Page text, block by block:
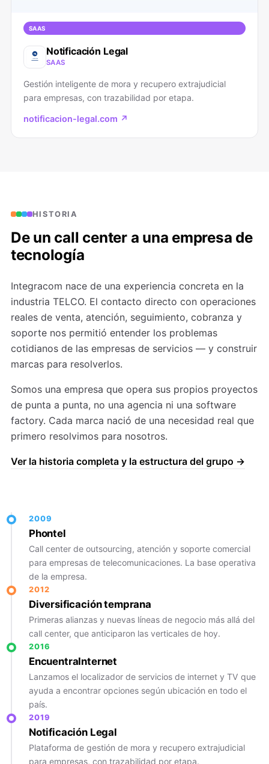
SAAS
Notificación Legal
SAAS
Gestión inteligente de mora y recupero extrajudicial
para empresas, con trazabilidad por etapa.
notificacion-legal.com ↗
HISTORIA
De un call center a una empresa de
tecnología
Integracom nace de una experiencia concreta en la
industria TELCO. El contacto directo con operaciones
reales de venta, atención, seguimiento, cobranza y
soporte nos permitió entender los problemas
cotidianos de las empresas de servicios — y construir
marcas para resolverlos.
Somos una empresa que opera sus propios proyectos
de punta a punta, no una agencia ni una software
factory. Cada marca nació de una necesidad real que
primero resolvimos para nosotros.
Ver la historia completa y la estructura del grupo →
2009
Phontel
Call center de outsourcing, atención y soporte comercial
para empresas de telecomunicaciones. La base operativa
de la empresa.
2012
Diversificación temprana
Primeras alianzas y nuevas líneas de negocio más allá del
call center, que anticiparon las verticales de hoy.
2016
EncuentraInternet
Lanzamos el localizador de servicios de internet y TV que
ayuda a encontrar opciones según ubicación en todo el
país.
2019
Notificación Legal
Plataforma de gestión de mora y recupero extrajudicial
para empresas, con trazabilidad por etapa.